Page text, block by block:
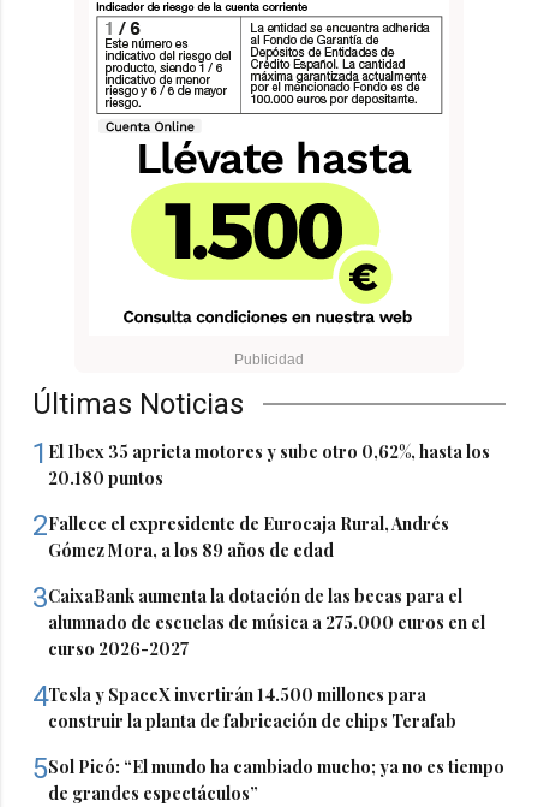
Últimas Noticias
1 El Ibex 35 aprieta motores y sube otro 0,62%, hasta los
20.180 puntos
2Fallece el expresidente de Eurocaja Rural, Andrés
Gómez Mora, a los 89 años de edad
3CaixaBank aumenta la dotación de las becas para el
alumnado de escuelas de música a 275.000 euros en el
curso 2026-2027
4Tesla y SpaceX invertirán 14.500 millones para
construir la planta de fabricación de chips Terafab
5Sol Picó: “El mundo ha cambiado mucho; ya no es tiempo
de grandes espectáculos”